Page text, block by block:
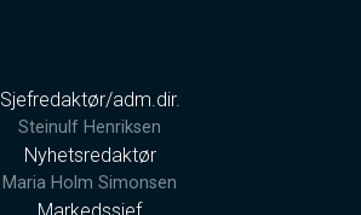
Sjefredaktør/adm.dir.
Steinulf Henriksen
Nyhetsredaktør
Maria Holm Simonsen